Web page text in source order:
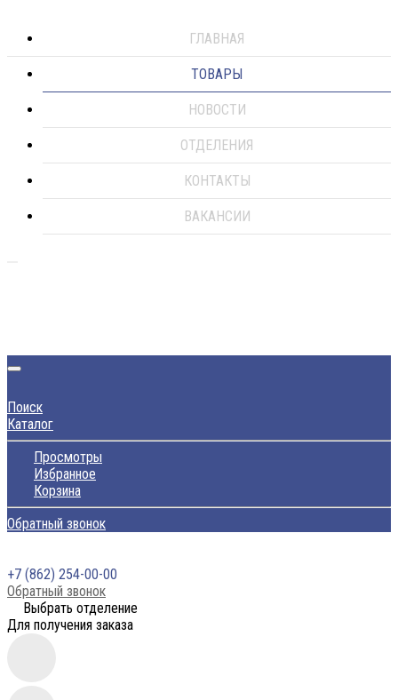
ГЛАВНАЯ
ТОВАРЫ
НОВОСТИ
ОТДЕЛЕНИЯ
КОНТАКТЫ
ВАКАНСИИ
Поиск
Каталог
Просмотры
Избранное
Корзина
Обратный звонок
+7 (862) 254-00-00
Обратный звонок
Выбрать отделение
Для получения заказа